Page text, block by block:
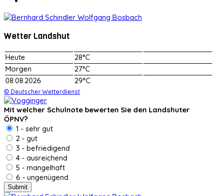
Wetter Landshut
Heute
28°C
Morgen
27°C
08.08.2026
29°C
© Deutscher Wetterdienst
Mit welcher Schulnote bewerten Sie den Landshuter
ÖPNV?
1 - sehr gut
2 - gut
3 - befriedigend
4 - ausreichend
5 - mangelhaft
6 - ungenügend